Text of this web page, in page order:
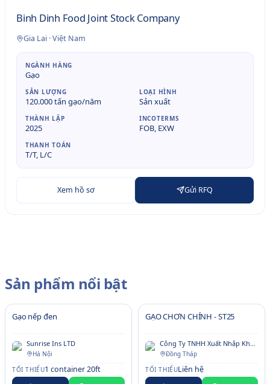
Binh Dinh Food Joint Stock Company
Gia Lai ·Việt Nam
NGÀNH HÀNG
Gạo
SẢN LƯỢNG
120.000 tấn gạo/năm
LOẠI HÌNH
Sản xuất
THÀNH LẬP
2025
INCOTERMS
FOB, EXW
THANH TOÁN
T/T, L/C
Xem hồ sơ Gửi RFQ
Sản phẩm nổi bật
Gạo nếp đen
Sunrise Ins LTD
Hà Nội
TỐI THIỂU1 container 20ft
GẠO CHƠN CHÍNH - ST25
Đồng Tháp
TỐI THIỂULiên hệ